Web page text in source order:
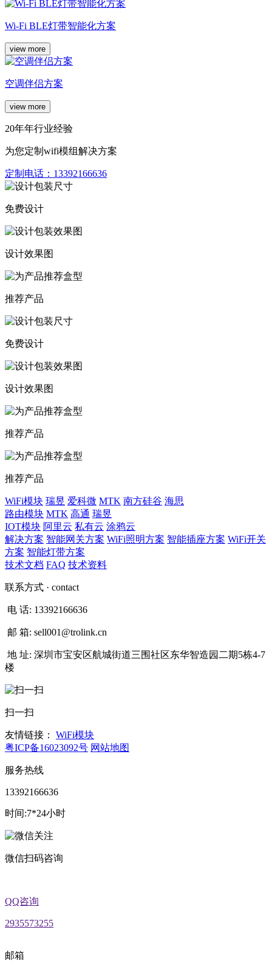
Wi-Fi BLE灯带智能化方案
view more
空调伴侣方案
view more
20年年行业经验
为您定制wifi模组解决方案
定制电话： 13392166636
免费设计
设计效果图
推荐产品
免费设计
设计效果图
推荐产品
推荐产品
WiFi模块 瑞昱 爱科微 MTK 南方硅谷 海思
路由模块 MTK 高通 瑞昱
IOT模块 阿里云 私有云 涂鸦云
解决方案 智能网关方案 WiFi照明方案 智能插座方案 WiFi开关
方案 智能灯带方案
技术文档 FAQ 技术资料
联系方式 · contact
电 话: 13392166636
邮 箱: sell001@trolink.cn
地 址: 深圳市宝安区航城街道三围社区东华智造园二期5栋4-7
楼
扫一扫
友情链接：
WiFi模块
粤ICP备16023092号 网站地图
服务热线
13392166636
时间:7*24小时
微信扫码咨询
QQ咨询
2935573255
邮箱